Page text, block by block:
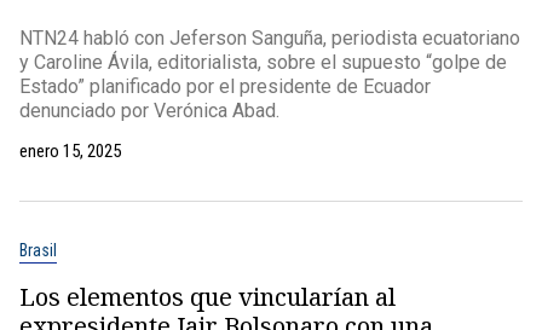
NTN24 habló con Jeferson Sanguña, periodista ecuatoriano
y Caroline Ávila, editorialista, sobre el supuesto “golpe de
Estado” planificado por el presidente de Ecuador
denunciado por Verónica Abad.
enero 15, 2025
Brasil
Los elementos que vincularían al